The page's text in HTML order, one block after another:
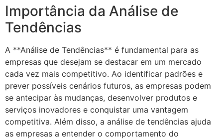
Importância da Análise de
Tendências
A **Análise de Tendências** é fundamental para as
empresas que desejam se destacar em um mercado
cada vez mais competitivo. Ao identificar padrões e
prever possíveis cenários futuros, as empresas podem
se antecipar às mudanças, desenvolver produtos e
serviços inovadores e conquistar uma vantagem
competitiva. Além disso, a análise de tendências ajuda
as empresas a entender o comportamento do